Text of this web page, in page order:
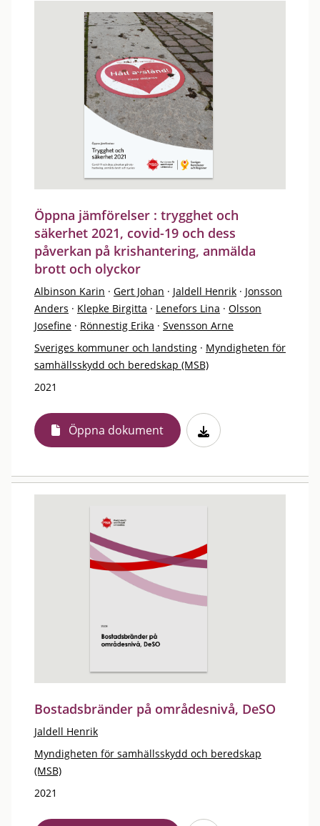
Öppna jämförelser : trygghet och
säkerhet 2021, covid-19 och dess
påverkan på krishantering, anmälda
brott och olyckor
Albinson Karin · Gert Johan · Jaldell Henrik · Jonsson
Anders · Klepke Birgitta · Lenefors Lina · Olsson
Josefine · Rönnestig Erika · Svensson Arne
Sveriges kommuner och landsting · Myndigheten för
samhällsskydd och beredskap (MSB)
2021
Öppna dokument
Bostadsbränder på områdesnivå, DeSO
Jaldell Henrik
Myndigheten för samhällsskydd och beredskap
(MSB)
2021